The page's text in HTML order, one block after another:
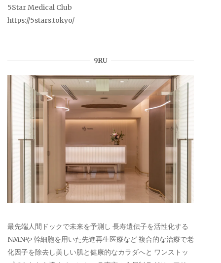
5Star Medical Club
https://5stars.tokyo/
9RU
最先端人間ドックで未来を予測し 長寿遺伝子を活性化する
NMNや 幹細胞を用いた先進再生医療など 複合的な治療で老
化因子を除去し美しい肌と健康的なカラダへと ワンストッ